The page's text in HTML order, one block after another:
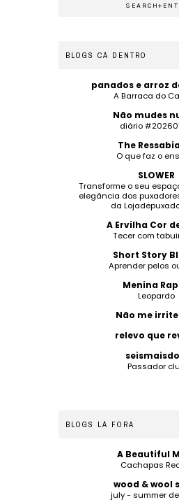
BLOGS CÁ DENTRO
panados e arroz
A Barraca do
Não mudes
diário
The
O que faz o
SLOWER
Transforme o seu
elegância dos
da
A Ervilha Cor
Tecer com
Short Story
Aprender pelos
Menina
Leopardo
Não me
relevo que
Passador
BLOGS LÁ FORA
A Beautiful
Cachapas
wood & wool
july - summer